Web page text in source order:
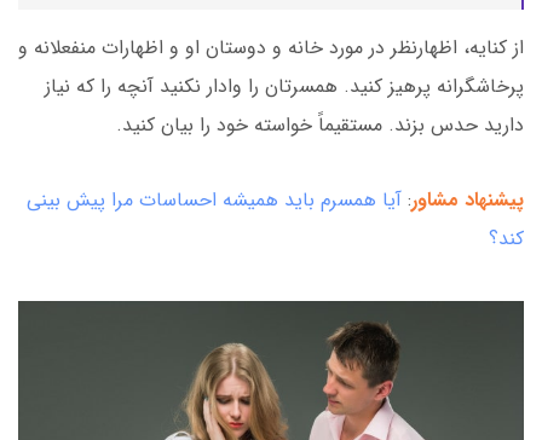
از کنایه، اظهارنظر در مورد خانه و دوستان او و اظهارات منفعلانه و
پرخاشگرانه پرهیز کنید. همسرتان را وادار نکنید آنچه را که نیاز
دارید حدس بزند. مستقیماً خواسته خود را بیان کنید.
پیشنهاد مشاور: آیا همسرم باید همیشه احساسات مرا پیش بینی
کند؟